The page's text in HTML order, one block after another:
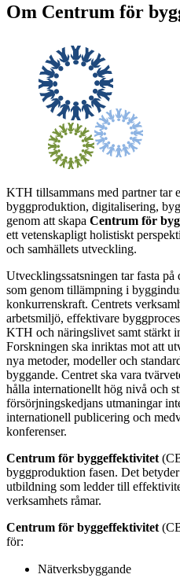
Om Centrum för
KTH tillsammans med partner tar
byggproduktion, digitalisering,
genom att skapa Centrum för
ett vetenskapligt holistiskt
och samhällets utveckling.
Utvecklingssatsningen tar fasta
som genom tillämpning i
konkurrenskraft. Centrets
arbetsmiljö, effektivare
KTH och näringslivet samt stärkt
Forskningen ska inriktas mot att
nya metoder, modeller och
byggande. Centret ska vara
hålla internationellt hög nivå och
försörjningskedjans utmaningar
internationell publicering och
konferenser.
Centrum för byggeffektivitet
byggproduktion fasen. Det
utbildning som ledder till
verksamhets råmar.
Centrum för byggeffektivitet
för:
Nätverksbyggande